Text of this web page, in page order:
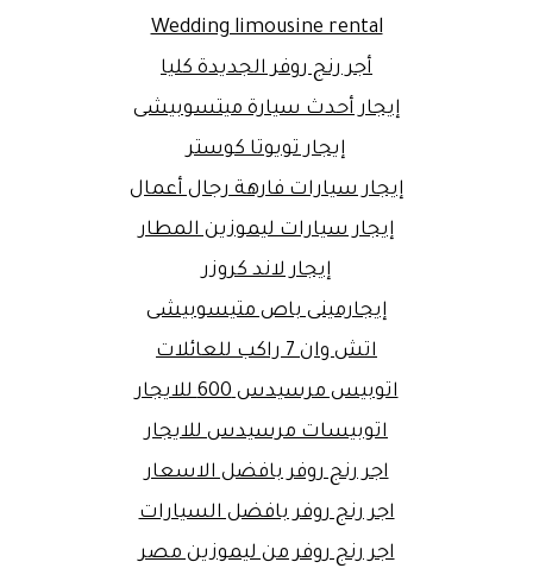
Wedding limousine rental
أجر رنج روفر الجديدة كليا
إيجار أحدث سيارة ميتسوبيشى
إيجار تويوتا كوستر
إيجار سيارات فارهة رجال أعمال
إيجار سيارات ليموزين المطار
إيجار لاند كروزر
إيجارمينى باص متيسوبيشى
اتش وان 7 راكب للعائلات
اتوبيس مرسيدس 600 للايجار
اتوبيسات مرسيدس للايجار
اجر رنج روفر بافضل الاسعار
اجر رنج روفر بافضل السيارات
اجر رنج روفر من ليموزين مصر